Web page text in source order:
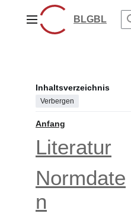
springenHauptmenüBLGBL
Inhaltsverzeichnis
Verbergen
Anfang
Literatur
Normdate
n